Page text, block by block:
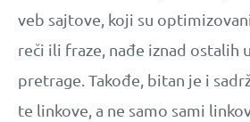
veb sajtove, koji su
reči ili fraze, nađe iznad ostalih
pretrage. Takođe, bitan je i
te linkove, a ne samo sami